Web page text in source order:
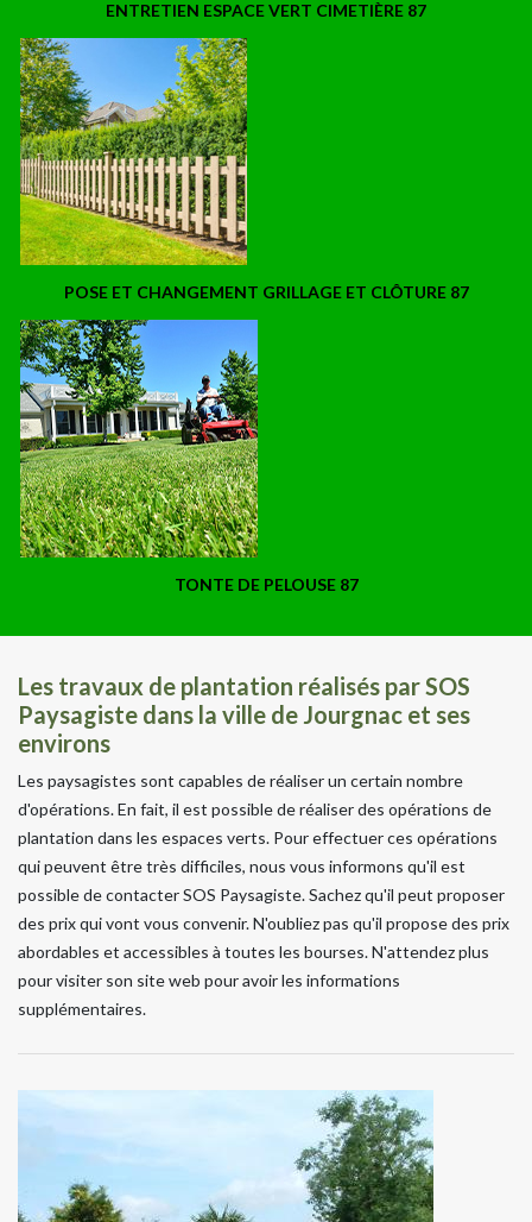
ENTRETIEN ESPACE VERT CIMETIÈRE 87
POSE ET CHANGEMENT GRILLAGE ET CLÔTURE 87
TONTE DE PELOUSE 87
Les travaux de plantation réalisés par SOS
Paysagiste dans la ville de Jourgnac et ses
environs
Les paysagistes sont capables de réaliser un certain nombre
d'opérations. En fait, il est possible de réaliser des opérations de
plantation dans les espaces verts. Pour effectuer ces opérations
qui peuvent être très difficiles, nous vous informons qu'il est
possible de contacter SOS Paysagiste. Sachez qu'il peut proposer
des prix qui vont vous convenir. N'oubliez pas qu'il propose des prix
abordables et accessibles à toutes les bourses. N'attendez plus
pour visiter son site web pour avoir les informations
supplémentaires.